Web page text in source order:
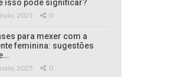
isso pode significar?
2025 0
para mexer com a
feminina: sugestões
2025 0